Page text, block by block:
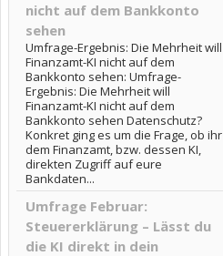
nicht auf dem Bankkonto
sehen
Umfrage-Ergebnis: Die Mehrheit will
Finanzamt-KI nicht auf dem
Bankkonto sehen: Umfrage-
Ergebnis: Die Mehrheit will
Finanzamt-KI nicht auf dem
Bankkonto sehen Datenschutz?
Konkret ging es um die Frage, ob ihr
dem Finanzamt, bzw. dessen KI,
direkten Zugriff auf eure
Bankdaten...
Umfrage Februar:
Steuererklärung – Lässt du
die KI direkt in dein